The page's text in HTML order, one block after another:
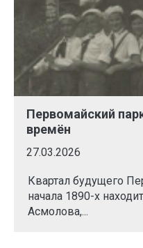
Первомайский
времён
27.03.2026
Квартал будущего
начала 1890-х
Асмолова,...